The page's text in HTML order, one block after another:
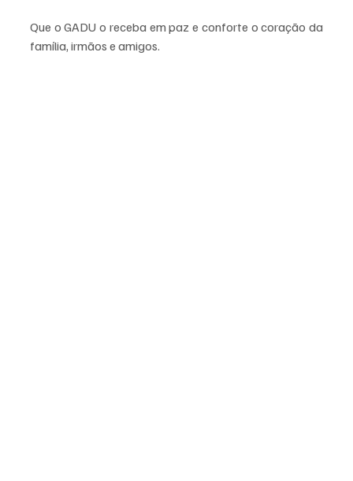
Que o GADU o receba em paz e conforte o coração da
família, irmãos e amigos.